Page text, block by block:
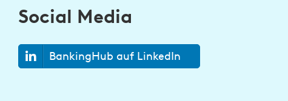
Social Media
BankingHub auf LinkedIn